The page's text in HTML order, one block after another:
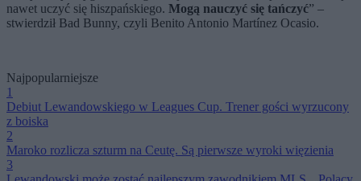
nawet uczyć się hiszpańskiego. Mogą nauczyć się tańczyć” –
stwierdził Bad Bunny, czyli Benito Antonio Martínez Ocasio.
Najpopularniejsze
1
Debiut Lewandowskiego w Leagues Cup. Trener gości wyrzucony
z boiska
2
Maroko rozlicza szturm na Ceutę. Są pierwsze wyroki więzienia
3